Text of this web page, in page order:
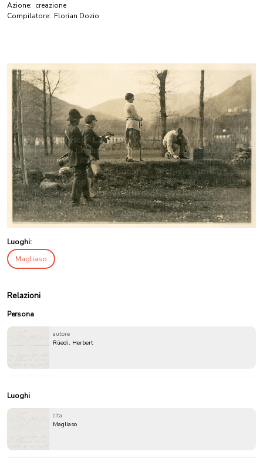
Azione: creazione
Compilatore: Florian Dozio
Luoghi:
Magliaso
Relazioni
Persona
autore
Rüedi, Herbert
Luoghi
cita
Magliaso